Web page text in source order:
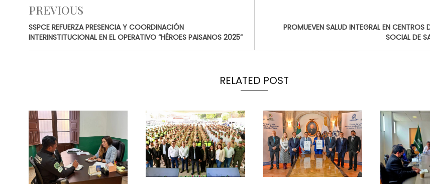
PREVIOUS
SSPCE REFUERZA PRESENCIA Y COORDINACIÓN
INTERINSTITUCIONAL EN EL OPERATIVO “HÉROES PAISANOS 2025”
PROMUEVEN SALUD INTEGRAL EN CENTROS
SOCIAL DE
RELATED POST